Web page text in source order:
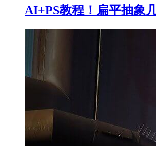
AI+PS教程！扁平抽象